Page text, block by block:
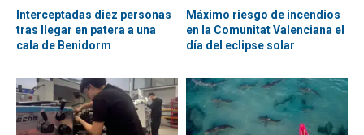
Interceptadas diez personas
tras llegar en patera a una
cala de Benidorm
Máximo riesgo de incendios
en la Comunitat Valenciana el
día del eclipse solar